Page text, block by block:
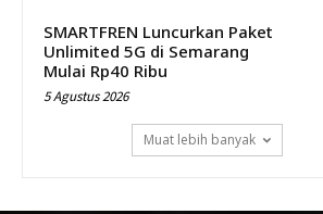
SMARTFREN Luncurkan Paket
Unlimited 5G di Semarang
Mulai Rp40 Ribu
5 Agustus 2026
Muat lebih banyak